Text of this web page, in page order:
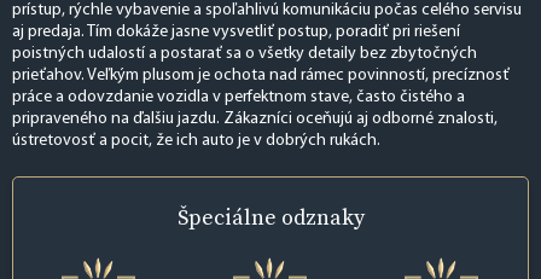
prístup, rýchle vybavenie a spoľahlivú komunikáciu počas celého servisu
aj predaja. Tím dokáže jasne vysvetliť postup, poradiť pri riešení
poistných udalostí a postarať sa o všetky detaily bez zbytočných
prieťahov. Veľkým plusom je ochota nad rámec povinností, precíznosť
práce a odovzdanie vozidla v perfektnom stave, často čistého a
pripraveného na ďalšiu jazdu. Zákazníci oceňujú aj odborné znalosti,
ústretovosť a pocit, že ich auto je v dobrých rukách.
Špeciálne odznaky